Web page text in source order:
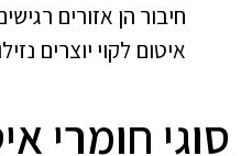
חיבור הן אזורים
איטום לקוי יוצרים
סוגי חומרי